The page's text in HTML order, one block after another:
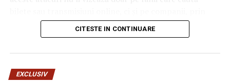
după primele sezoane de utilizare intensă.
amintire pentru motivele
conturile, dispozitivele și infrastructura digitală
utilizate de angajați.
paralelă a fraudei, dar dimensiunea din acest an este
CITESTE IN CONTINUARE
EXCLUSIV